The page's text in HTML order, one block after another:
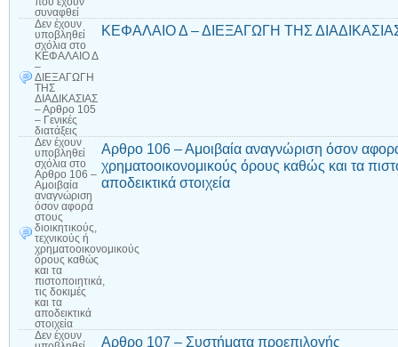
συναφθεί
Δεν έχουν
υποβληθεί
σχόλια στο
ΚΕΦΑΛΑΙΟ Δ
–
ΔΙΕΞΑΓΩΓΗ
ΤΗΣ
ΔΙΑΔΙΚΑΣΙΑΣ
– Αρθρο 105
– Γενικές
διατάξεις
ΚΕΦΑΛΑΙΟ Δ – ΔΙΕΞΑΓΩΓΗ ΤΗΣ ΔΙΑΔΙΚΑΣΙΑΣ
Δεν έχουν
υποβληθεί
σχόλια στο
Αρθρο 106 –
Αμοιβαία
αναγνώριση
όσον αφορά
στους
διοικητικούς,
τεχνικούς ή
χρηματοοικονομικούς
όρους καθώς
και τα
πιστοποιητικά,
τις δοκιμές
και τα
αποδεικτικά
στοιχεία
Αρθρο 106 – Αμοιβαία αναγνώριση όσον αφορά
χρηματοοικονομικούς όρους καθώς και τα
αποδεικτικά στοιχεία
Δεν έχουν
Αρθρο 107 – Συστήματα προεπιλογής